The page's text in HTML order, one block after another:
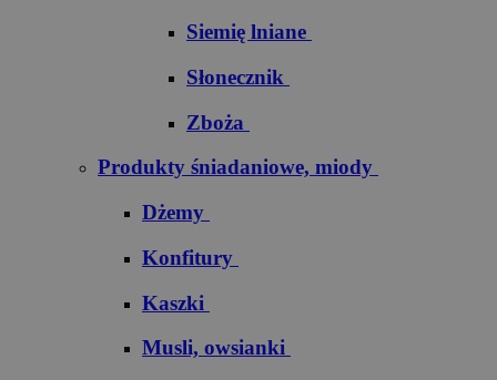
Siemię lniane
Słonecznik
Zboża
Produkty śniadaniowe, miody
Dżemy
Konfitury
Kaszki
Musli, owsianki